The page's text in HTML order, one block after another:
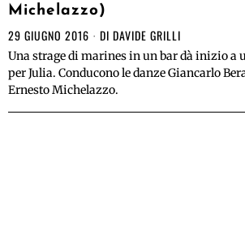
Michelazzo)
29 GIUGNO 2016 DI DAVIDE GRILLI
Una strage di marines in un bar dà inizio a
per Julia. Conducono le danze Giancarlo
Ernesto Michelazzo.